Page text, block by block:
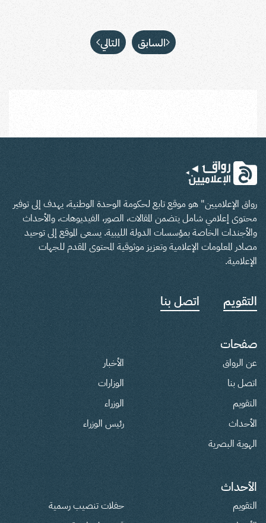
السابق التالي
رواق الإعلاميين" هو موقع تابع لحكومة الوحدة الوطنية، يهدف إلى توفير
محتوى إعلامي شامل يتضمن المقالات، الصور، الفيديوهات، والأحداث
والأجندات الخاصة بمؤسسات الدولة الليبية. يسعى الموقع إلى توحيد
مصادر المعلومات الإعلامية وتعزيز موثوقية المحتوى المقدم للجهات
الإعلامية.
التقويم اتصل بنا
صفحات
عن الرواق
اتصل بنا
التقويم
الأحداث
الهوية البصرية
الأخبار
الوزارات
الوزراء
رئيس الوزراء
الأحداث
التقويم
حفلات تنصيب رسمية